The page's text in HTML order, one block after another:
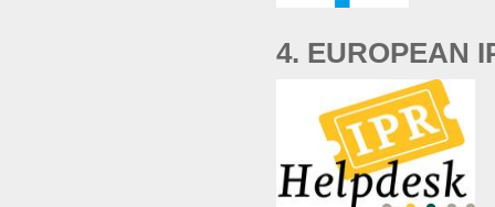
4. EUROPEAN